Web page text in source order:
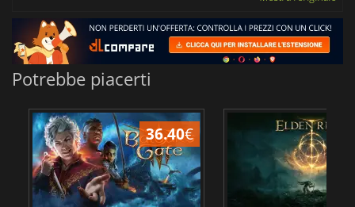
Potrebbe piacerti
36.40€